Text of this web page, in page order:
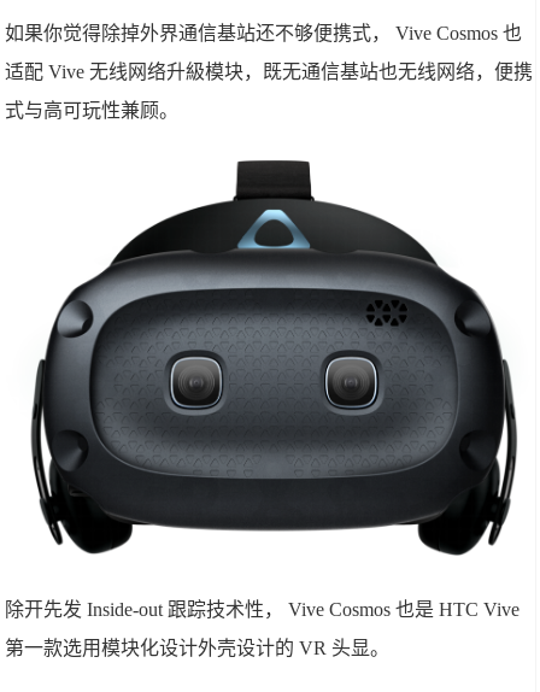
如果你觉得除掉外界通信基站还不够便携式， Vive Cosmos 也
适配 Vive 无线网络升級模块，既无通信基站也无线网络，便携
式与高可玩性兼顾。
除开先发 Inside-out 跟踪技术性， Vive Cosmos 也是 HTC Vive
第一款选用模块化设计外壳设计的 VR 头显。